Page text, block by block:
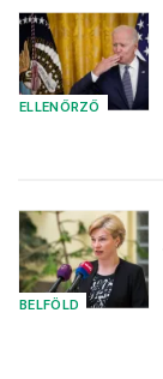
ELLENŐRZŐ
BELFÖLD